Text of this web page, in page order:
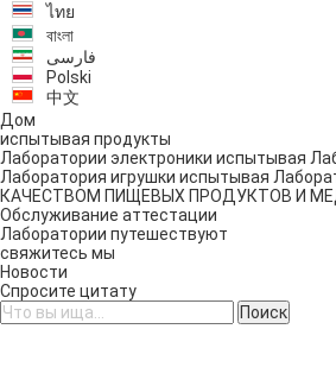
ไทย
বাংলা
فارسی
Polski
中文
Дом
испытывая продукты
Лаборатории электроники испытывая
Лаборатория игрушки испытывая
КАЧЕСТВОМ ПИЩЕВЫХ ПРОДУКТОВ И
Обслуживание аттестации
Лаборатории путешествуют
свяжитесь мы
Новости
Спросите цитату